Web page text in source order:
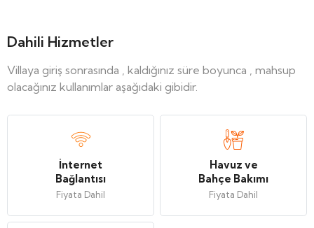
Dahili Hizmetler
Villaya giriş sonrasında , kaldığınız süre boyunca , mahsup
olacağınız kullanımlar aşağıdaki gibidir.
İnternet
Bağlantısı
Fiyata Dahil
Havuz ve
Bahçe Bakımı
Fiyata Dahil